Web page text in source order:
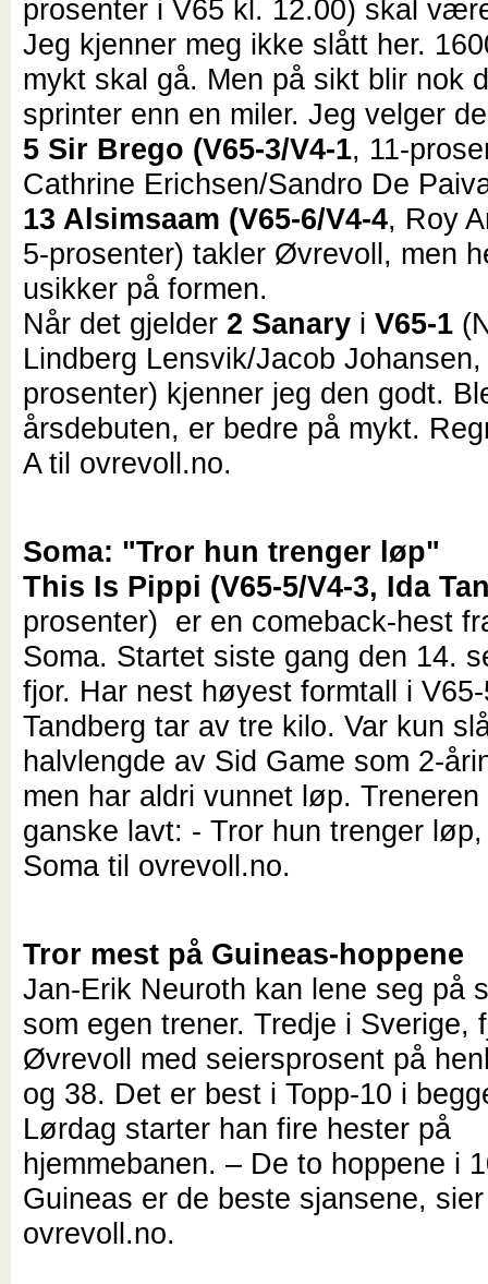
prosenter i V65 kl. 12.00) skal
Jeg kjenner meg ikke slått her.
mykt skal gå. Men på sikt blir nok
sprinter enn en miler. Jeg velger
5 Sir Brego (V65-3/V4-1, 11-
Cathrine Erichsen/Sandro De
13 Alsimsaam (V65-6/V4-4, Roy
5-prosenter) takler Øvrevoll, men
usikker på formen.
Når det gjelder 2 Sanary i V65-1
Lindberg Lensvik/Jacob
prosenter) kjenner jeg den godt.
årsdebuten, er bedre på mykt.
A til ovrevoll.no.
Soma: "Tror hun trenger løp"
This Is Pippi (V65-5/V4-3, Ida
prosenter) er en comeback-hest
Soma. Startet siste gang den 14.
fjor. Har nest høyest formtall i
Tandberg tar av tre kilo. Var kun
halvlengde av Sid Game som 2-
men har aldri vunnet løp. Treneren
ganske lavt: - Tror hun trenger
Soma til ovrevoll.no.
Tror mest på Guineas-hoppene
Jan-Erik Neuroth kan lene seg på
som egen trener. Tredje i Sverige,
Øvrevoll med seiersprosent på
og 38. Det er best i Topp-10 i
Lørdag starter han fire hester på
hjemmebanen. – De to hoppene i
Guineas er de beste sjansene,
ovrevoll.no.